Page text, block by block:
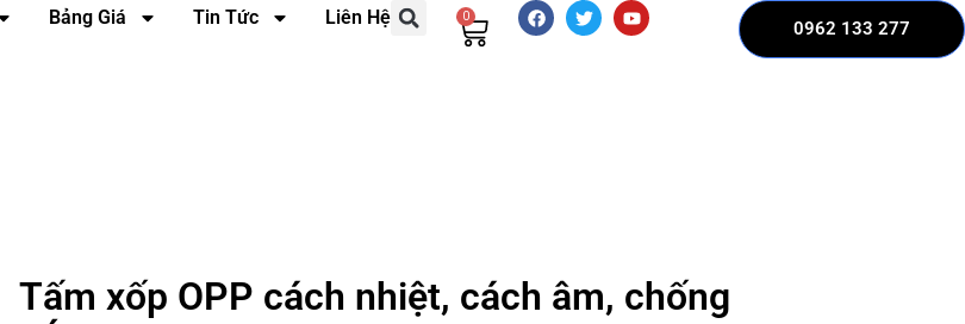
Bảng Giá Tin Tức Liên Hệ 0
0962 133 277
Tấm xốp OPP cách nhiệt, cách âm, chống